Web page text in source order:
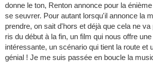
donne le ton, Renton annonce pour la
se seuvrer. Pour autant lorsqu'il annonce la
prendre, on sait d'hors et déjà que cela ne
ris du début à la fin, un film qui nous offre
intéressante, un scénario qui tient la route et
génial ! Je me suis passée en boucle la